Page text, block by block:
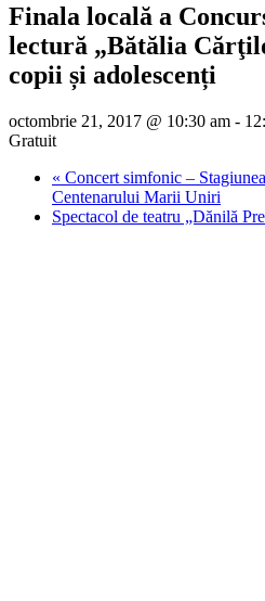
Finala locală a
lectură „Bătălia
copii și adolescenți
octombrie 21, 2017 @ 10:30 am -
Gratuit
« Concert simfonic –
Centenarului Marii Uniri
Spectacol de teatru „Dănilă